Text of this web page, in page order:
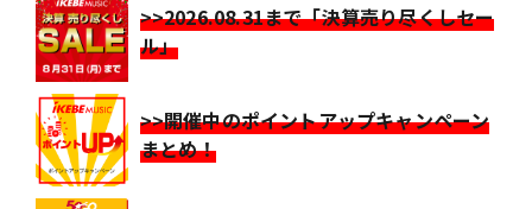
>>2026.08.31まで「決算売り尽くしセー
ル」
>>開催中のポイントアップキャンペーン
まとめ！